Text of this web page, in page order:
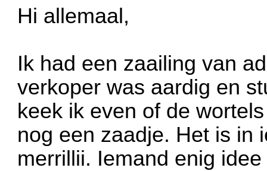
Hi allemaal,
Ik had een zaailing van
verkoper was aardig en
keek ik even of de
nog een zaadje. Het is in
merrillii. Iemand enig